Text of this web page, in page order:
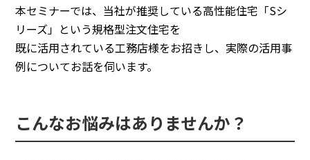
本セミナーでは、当社が推奨している高性能住宅「Sシ
リーズ」という規格型注文住宅を
既に活用されている工務店様をお招きし、実際の活用事
例についてお話を伺います。
こんなお悩みはありませんか？